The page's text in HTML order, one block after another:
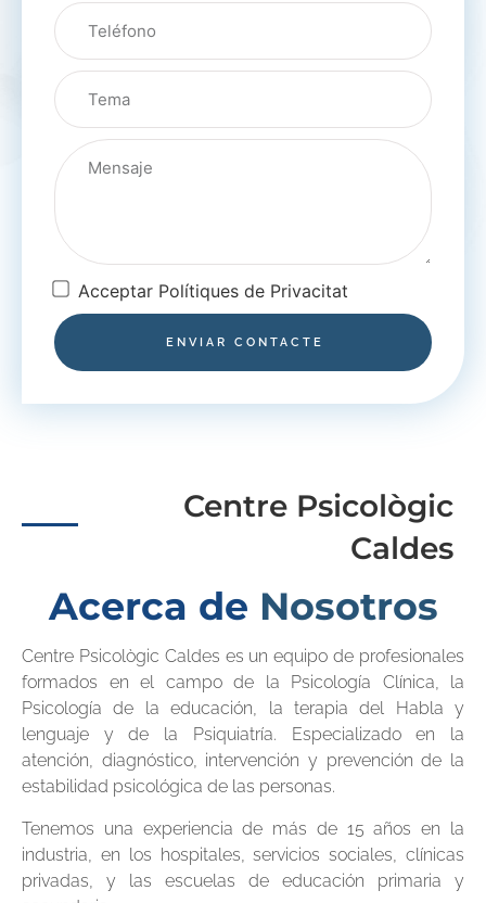
Centre Psicològic
Caldes
Acerca de Nosotros
Centre Psicològic Caldes es un equipo de profesionales
formados en el campo de la Psicología Clínica, la
Psicología de la educación, la terapia del Habla y
lenguaje y de la Psiquiatría. Especializado en la
atención, diagnóstico, intervención y prevención de la
estabilidad psicológica de las personas.
Tenemos una experiencia de más de 15 años en la
industria, en los hospitales, servicios sociales, clínicas
privadas, y las escuelas de educación primaria y
Acceptar Polítiques de Privacitat
ENVIAR CONTACTE